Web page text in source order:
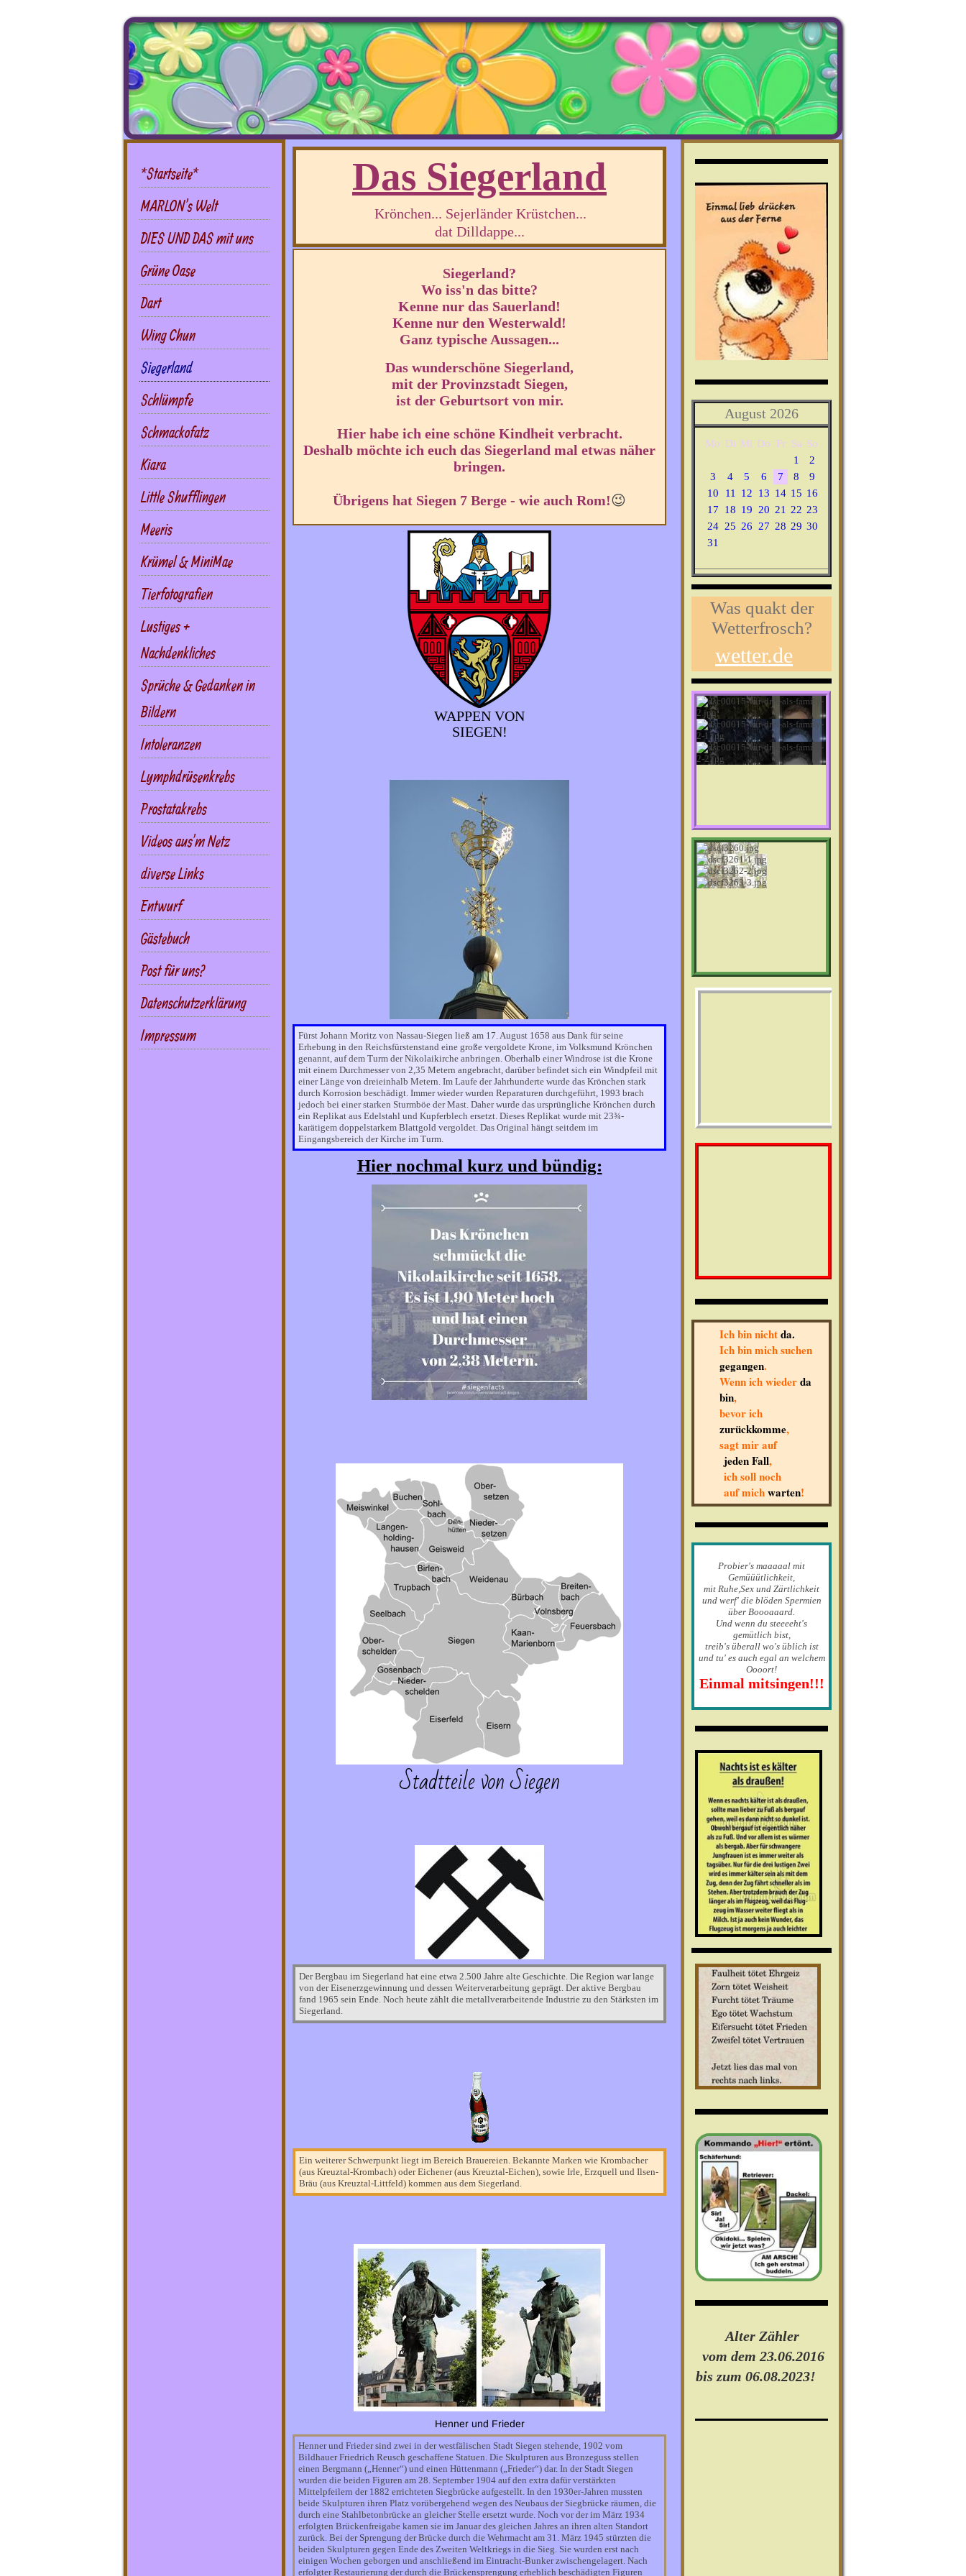
*Startseite*
MARLON's Welt
DIES UND DAS mit uns
Grüne Oase
Dart
Wing Chun
Siegerland
Schlümpfe
Schmackofatz
Kiara
Little Shufflingen
Meeris
Krümel & MiniMae
Tierfotografien
Lustiges +
Nachdenkliches
Sprüche & Gedanken in
Bildern
Intoleranzen
Lymphdrüsenkrebs
Prostatakrebs
Videos aus'm Netz
diverse Links
Entwurf
Gästebuch
Post für uns?
Datenschutzerklärung
Impressum
August 2026
Mo Di Mi Do Fr Sa So
1
2
3
4 5 6 7 8
9
10
11 12 13 14 15 16
17
18 19 20 21 22 23
24 25 26 27 28 29 30
31
Was quakt der
Wetterfrosch?
wetter.de
Ich bin nichtda.
Ich bin mich suchen
gegangen.
Wenn ich wiederda
bin,
bevor ich
zurückkomme,
sagt mir auf
jeden Fall,
ich soll noch
auf michwarten!
Probier's maaaaal mit
Gemüüütlichkeit,
mit Ruhe,Sex und Zärtlichkeit
und werf' die blöden Spermien
über Boooaaard.
Und wenn du steeeeht's
gemütlich bist,
treib's überall wo's üblich ist
und tu' es auch egal an welchem
Oooort!
Einmal mitsingen!!!
Alter Zähler
vom dem 23.06.2016
bis zum 06.08.2023!
Das Siegerland
Krönchen... Sejerländer Krüstchen...
dat Dilldappe...
Siegerland?
Wo iss'n das bitte?
Kenne nur das Sauerland!
Kenne nur den Westerwald!
Ganz typische Aussagen...
Das wunderschöne Siegerland,
mit der Provinzstadt Siegen,
ist der Geburtsort von mir.
Hier habe ich eine schöne Kindheit verbracht.
Deshalb möchte ich euch das Siegerland mal etwas näher
bringen.
Übrigens hat Siegen 7 Berge - wie auch Rom!😉
WAPPEN VON
SIEGEN!
Fürst Johann Moritz von Nassau-Siegen ließ am 17. August 1658 aus Dank für seine
Erhebung in den Reichsfürstenstand eine große vergoldete Krone, im Volksmund Krönchen
genannt, auf dem Turm der Nikolaikirche anbringen. Oberhalb einer Windrose ist die Krone
mit einem Durchmesser von 2,35 Metern angebracht, darüber befindet sich ein Windpfeil mit
einer Länge von dreieinhalb Metern. Im Laufe der Jahrhunderte wurde das Krönchen stark
durch Korrosion beschädigt. Immer wieder wurden Reparaturen durchgeführt, 1993 brach
jedoch bei einer starken Sturmböe der Mast. Daher wurde das ursprüngliche Krönchen durch
ein Replikat aus Edelstahl und Kupferblech ersetzt. Dieses Replikat wurde mit 23¾-
karätigem doppelstarkem Blattgold vergoldet. Das Original hängt seitdem im
Eingangsbereich der Kirche im Turm.
Hiernochmal kurz und bündig:
Stadtteile von Siegen
Der Bergbau im Siegerland hat eine etwa 2.500 Jahre alte Geschichte. Die Region war lange
von der Eisenerzgewinnung und dessen Weiterverarbeitung geprägt. Der aktive Bergbau
fand 1965 sein Ende. Noch heute zählt die metallverarbeitende Industrie zu den Stärksten im
Siegerland.
Ein weiterer Schwerpunkt liegt im Bereich Brauereien. Bekannte Marken wie Krombacher
(aus Kreuztal-Krombach) oder Eichener (aus Kreuztal-Eichen), sowie Irle, Erzquell und Ilsen-
Bräu (aus Kreuztal-Littfeld) kommen aus dem Siegerland.
Henner und Frieder
Henner und Frieder sind zwei in der westfälischen Stadt Siegen stehende, 1902 vom
Bildhauer Friedrich Reusch geschaffene Statuen. Die Skulpturen aus Bronzeguss stellen
einen Bergmann („Henner“) und einen Hüttenmann („Frieder“) dar. In der Stadt Siegen
wurden die beiden Figuren am 28. September 1904 auf den extra dafür verstärkten
Mittelpfeilern der 1882 errichteten Siegbrücke aufgestellt. In den 1930er-Jahren mussten
beide Skulpturen ihren Platz vorübergehend wegen des Neubaus der Siegbrücke räumen, die
durch eine Stahlbetonbrücke an gleicher Stelle ersetzt wurde. Noch vor der im März 1934
erfolgten Brückenfreigabe kamen sie im Januar des gleichen Jahres an ihren alten Standort
zurück. Bei der Sprengung der Brücke durch die Wehrmacht am 31. März 1945 stürzten die
beiden Skulpturen gegen Ende des Zweiten Weltkriegs in die Sieg. Sie wurden erst nach
einigen Wochen geborgen und anschließend im Eintracht-Bunker zwischengelagert. Nach
erfolgter Restaurierung der durch die Brückensprengung erheblich beschädigten Figuren